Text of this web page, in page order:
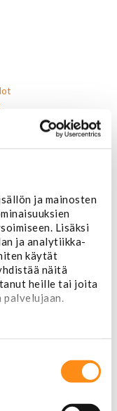
ja mainosten
Lisäksi
ja analytiikka-
käytät
näitä
heille tai joita
palvelujaan.